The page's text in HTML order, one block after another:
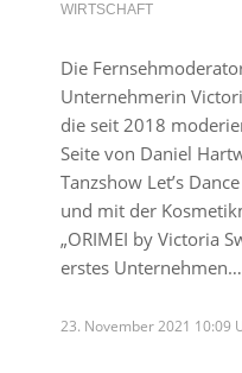
WIRTSCHAFT
Die
Unternehmerin
die seit 2018
Seite von Daniel
Tanzshow Let’s
und mit der
„ORIMEI by Victoria
erstes Unternehmen…
23. November 2021 10:09